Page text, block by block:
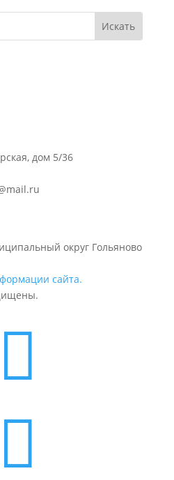
дом 5/36
округ Гольяново
сайта.

